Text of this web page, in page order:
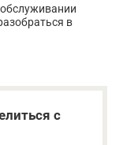
в
с